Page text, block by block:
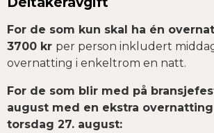
For de som kun skal ha én
3700 kr per person inkludert
overnatting i enkeltrom en natt.
For de som blir med på
august med en ekstra
torsdag 27. august: